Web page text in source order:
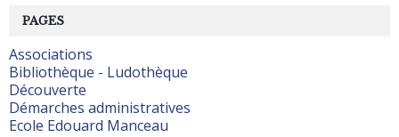
PAGES
Associations
Bibliothèque - Ludothèque
Découverte
Démarches administratives
Ecole Edouard Manceau